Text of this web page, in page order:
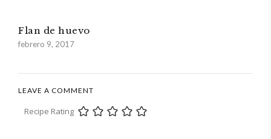
Flan de huevo
febrero 9, 2017
LEAVE A COMMENT
Recipe Rating